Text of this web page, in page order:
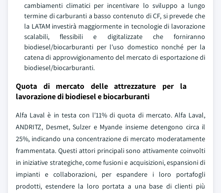
cambiamenti climatici per incentivare lo sviluppo a lungo
termine di carburanti a basso contenuto di CF, si prevede che
la LATAM investirà maggiormente in tecnologie di lavorazione
scalabili, flessibili e digitalizzate che forniranno
biodiesel/biocarburanti per l'uso domestico nonché per la
catena di approvvigionamento del mercato di esportazione di
biodiesel/biocarburanti.
Quota di mercato delle attrezzature per la
lavorazione di biodiesel e biocarburanti
Alfa Laval è in testa con l'11% di quota di mercato. Alfa Laval,
ANDRITZ, Desmet, Sulzer e Myande insieme detengono circa il
25%, indicando una concentrazione di mercato moderatamente
frammentata. Questi attori principali sono attivamente coinvolti
in iniziative strategiche, come fusioni e acquisizioni, espansioni di
impianti e collaborazioni, per espandere i loro portafogli
prodotti, estendere la loro portata a una base di clienti più